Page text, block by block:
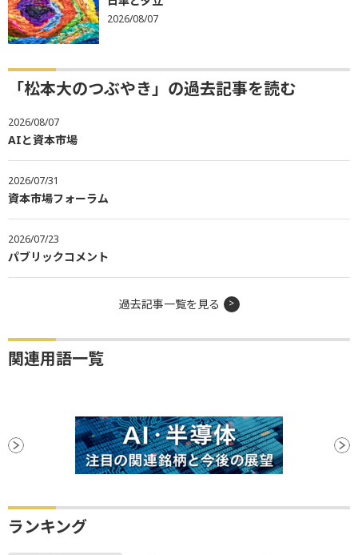
2026/08/07
「松本大のつぶやき」の過去記事を読む
2026/08/07
AIと資本市場
2026/07/31
資本市場フォーラム
2026/07/23
パブリックコメント
過去記事一覧を見る
関連用語一覧
ランキング